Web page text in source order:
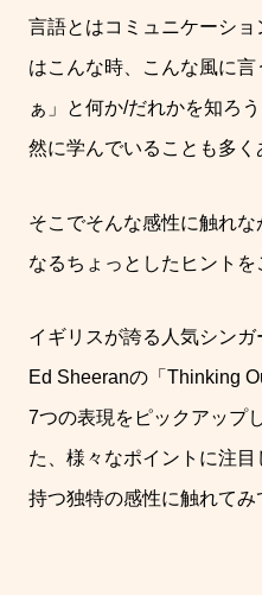
言語とはコミュニケーシ
はこんな時、こんな風に
ぁ」と何か/だれかを知ろ
然に学んでいることも多く
そこでそんな感性に触れ
なるちょっとしたヒントを
イギリスが誇る人気シン
Ed Sheeranの「 Thinking
7つの表現をピックアップ
た、様々なポイントに注
持つ独特の感性に触れてみ